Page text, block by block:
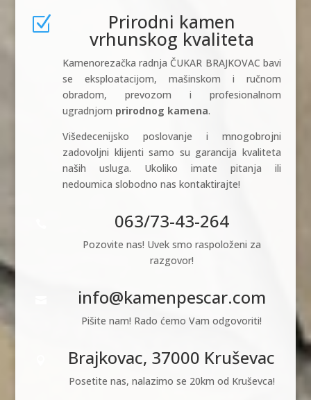
Z Prirodni kamen
vrhunskog kvaliteta
Kamenorezačka radnja ČUKAR BRAJKOVAC bavi
se eksploatacijom, mašinskom i ručnom
obradom, prevozom i profesionalnom
ugradnjom prirodnog kamena.
Višedecenijsko poslovanje i mnogobrojni
zadovoljni klijenti samo su garancija kvaliteta
naših usluga. Ukoliko imate pitanja ili
nedoumica slobodno nas kontaktirajte!
063/73-43-264
Pozovite nas! Uvek smo raspoloženi za
razgovor!
info@kamenpescar.com
Pišite nam! Rado ćemo Vam odgovoriti!
Brajkovac, 37000 Kruševac
Posetite nas, nalazimo se 20km od Kruševca!